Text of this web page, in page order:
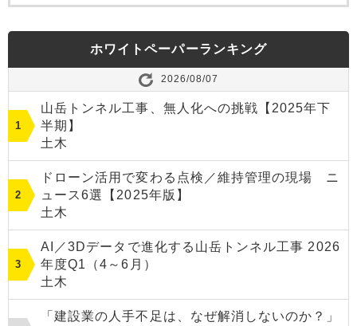
ホワイトペーパーランキング
2026/08/07
山岳トンネル工事、無人化への挑戦【2025年下
半期】
土木
ドローン活用で変わる点検／維持管理の現場 ニ
ュース6選【2025年版】
土木
AI／3Dデータで進化する山岳トンネル工事 2026
年度Q1（4～6月）
土木
「建設業の人手不足は、なぜ解消しないのか？」